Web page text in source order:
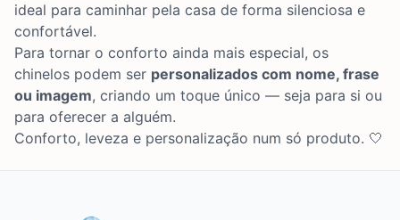
ideal para caminhar pela casa de forma silenciosa e
confortável.
Para tornar o conforto ainda mais especial, os
chinelos podem ser personalizados com nome, frase
ou imagem, criando um toque único — seja para si ou
para oferecer a alguém.
Conforto, leveza e personalização num só produto. 🤍